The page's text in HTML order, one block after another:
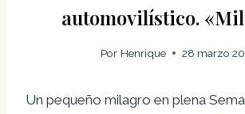
automovilístico.
Por Henrique 28 marzo
Un pequeño milagro en plena